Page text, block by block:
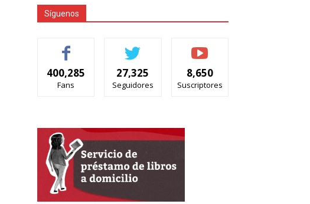
Síguenos
400,285
Fans
27,325
Seguidores
8,650
Suscriptores